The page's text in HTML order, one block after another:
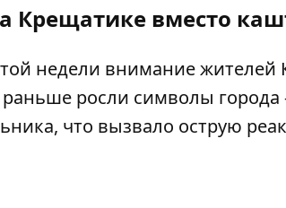
Крещатике вместо
недели внимание
раньше росли символы
что вызвало острую